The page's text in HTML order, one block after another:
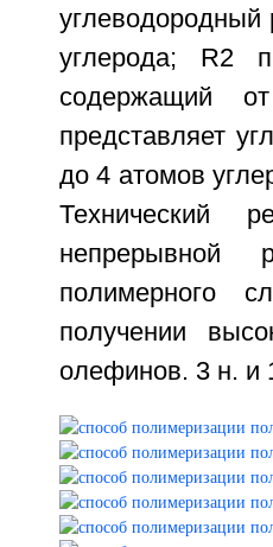
углерода; R2
содержащий
представляет
до 4 атомов
Технический
непрерывной
полимерного
получении
олефинов. 3 н. и